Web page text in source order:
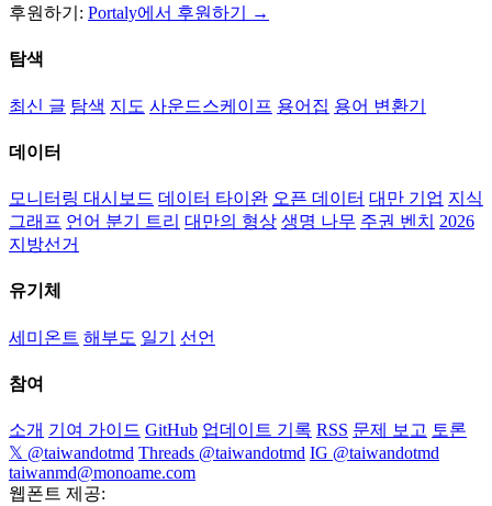
후원하기: Portaly에서 후원하기 →
탐색
최신 글 탐색 지도 사운드스케이프 용어집 용어 변환기
데이터
모니터링 대시보드 데이터 타이완 오픈 데이터 대만 기업 지식
그래프 언어 분기 트리 대만의 형상 생명 나무 주권 벤치
2026
지방선거
유기체
세미온트 해부도 일기 선언
참여
소개 기여 가이드 GitHub 업데이트 기록 RSS 문제 보고 토론
𝕏 @taiwandotmd Threads @taiwandotmd IG @taiwandotmd
taiwanmd@monoame.com
웹폰트 제공: